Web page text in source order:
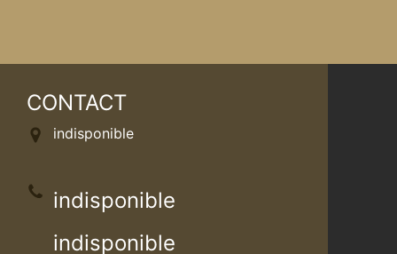
CONTACT
indisponible
indisponible
indisponible